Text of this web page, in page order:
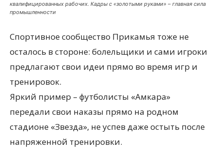
квалифицированных рабочих. Кадры с «золотыми руками» – главная сила
промышленности
Спортивное сообщество Прикамья тоже не
осталось в стороне: болельщики и сами игроки
предлагают свои идеи прямо во время игр и
тренировок.
Яркий пример – футболисты «Амкара»
передали свои наказы прямо на родном
стадионе «Звезда», не успев даже остыть после
напряженной тренировки.